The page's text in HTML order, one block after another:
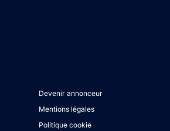
Devenir annonceur
Mentions légales
Politique cookie